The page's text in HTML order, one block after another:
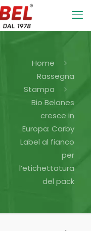
Home
Rassegna
Stampa
Bio Belanes
cresce in
Europa: Carby
Label al fianco
per
l’etichettatura
del pack